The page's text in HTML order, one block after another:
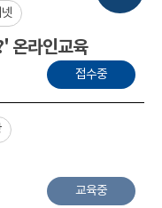
온라인교육
접수중
교육중